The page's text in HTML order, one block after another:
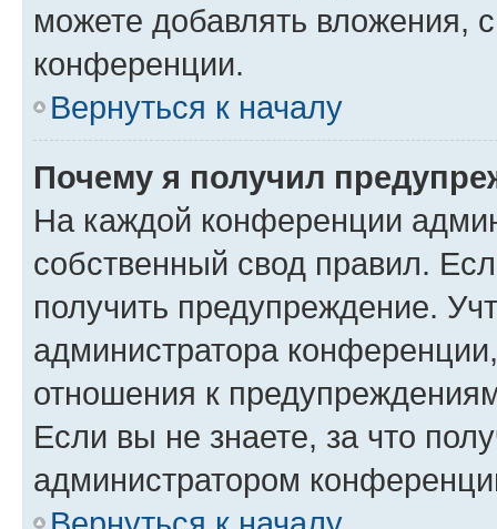
можете добавлять вложения,
конференции.
Вернуться к началу
Почему я получил
На каждой конференции
собственный свод правил.
получить предупреждение.
администратора
отношения к
Если вы не знаете, за что
администратором